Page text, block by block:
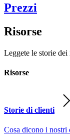
Prezzi
Risorse
Leggete le storie
Risorse
Storie di clienti
Cosa dicono i nostri